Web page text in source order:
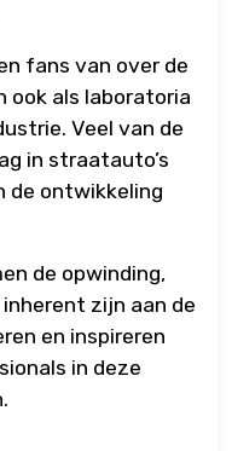
fans van over de
ook als laboratoria
Veel van de
in straatauto’s
de ontwikkeling
de opwinding,
zijn aan de
en inspireren
in deze